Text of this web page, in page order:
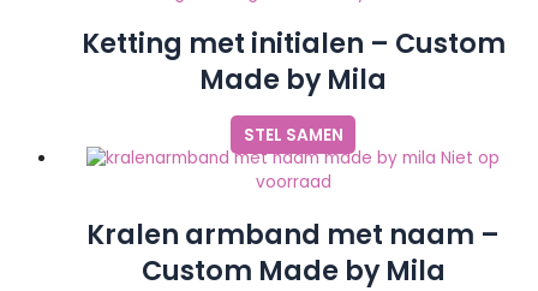
Ketting met initialen – Custom
Made by Mila
STEL SAMEN
Niet op
voorraad
Kralen armband met naam –
Custom Made by Mila